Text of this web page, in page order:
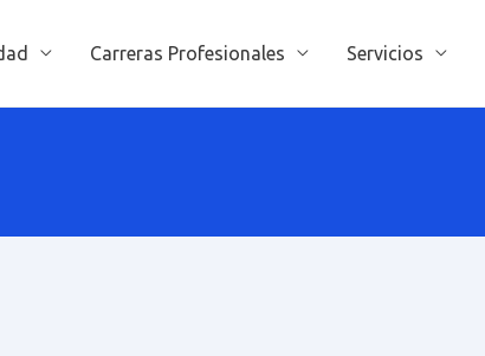
Carreras Profesionales Servicios